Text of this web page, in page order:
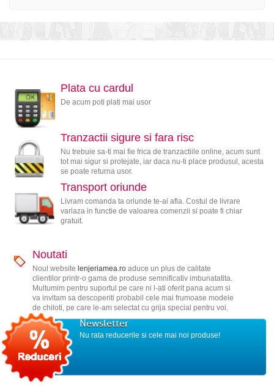
Plata cu cardul
De acum poti plati mai usor
Tranzactii sigure si fara risc
Nu trebuie sa-ti mai fie frica de tranzactiile online, acum sunt
tot mai sigur si protejate, iar daca nu-ti place produsul, acesta
se poate returna usor.
Transport oriunde
Livram comanda ta oriunde te-ai afla. Costul de livrare
variaza in functie de valoarea comenzii si poate fi chiar
gratuit.
Noutati
Noul website lenjeriamea.roaduce un plus de calitate
clientilor printr-o gama de produse semnificativ imbunatatita.
Multumim pentru suportul pe care ni l-ati oferit pana acum si
va invitam sa descoperiti probabil cele mai frumoase modele
de chiloti, pe care le-am selectat cu grija special pentru voi.
Newsletter
Nu rata reducerile si cele mai noi produse!